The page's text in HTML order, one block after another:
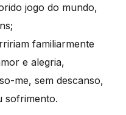
jogo do mundo,
familiarmente
e alegria,
me, sem descanso,
sofrimento.